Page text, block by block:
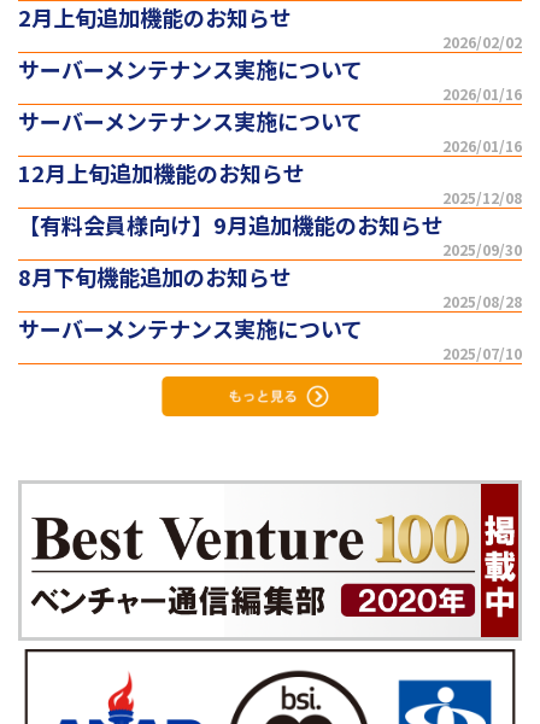
2月上旬追加機能のお知らせ
2026/02/02
サーバーメンテナンス実施について
2026/01/16
サーバーメンテナンス実施について
2026/01/16
12月上旬追加機能のお知らせ
2025/12/08
【有料会員様向け】9月追加機能のお知らせ
2025/09/30
8月下旬機能追加のお知らせ
2025/08/28
サーバーメンテナンス実施について
2025/07/10